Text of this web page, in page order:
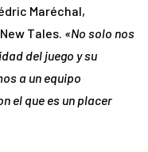
Maréchal,
Tales. «No solo nos
del juego y su
a un equipo
el que es un placer